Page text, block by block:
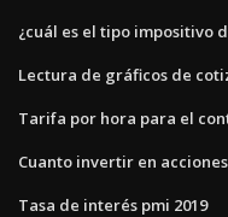
¿cuál es el tipo impositivo
Lectura de gráficos de
Tarifa por hora para el
Cuanto invertir en
Tasa de interés pmi 2019